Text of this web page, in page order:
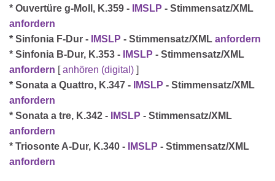
* Ouvertüre g-Moll, K.359 -
IMSLP - Stimmensatz/XML
anfordern
* Sinfonia F-Dur -
IMSLP - Stimmensatz/XML anfordern
* Sinfonia B-Dur, K.353 -
IMSLP - Stimmensatz/XML
anfordern [anhören (digital) ]
* Sonata a Quattro, K.347 -
IMSLP - Stimmensatz/XML
anfordern
* Sonata a tre, K.342 -
IMSLP - Stimmensatz/XML
anfordern
* Triosonte A-Dur, K.340 -
IMSLP - Stimmensatz/XML
anfordern